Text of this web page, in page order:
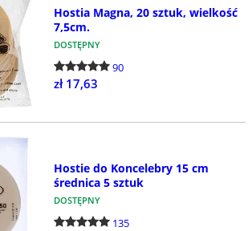
Hostia Magna, 20 sztuk, wielkość
7,5cm.
DOSTĘPNY
90
zł 17,63
Hostie do Koncelebry 15 cm
średnica 5 sztuk
DOSTĘPNY
135